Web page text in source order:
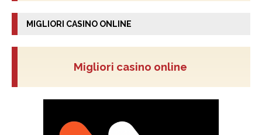
MIGLIORI CASINO ONLINE
Migliori casino online